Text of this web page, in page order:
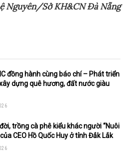
Nguyên/Sở KH&CN Đà Nẵng
đồng hành cùng báo chí – Phát triển
dựng quê hương, đất nước giàu
trồng cà phê kiểu khác người “Nuôi
CEO Hồ Quốc Huy ở tỉnh Đắk Lắk